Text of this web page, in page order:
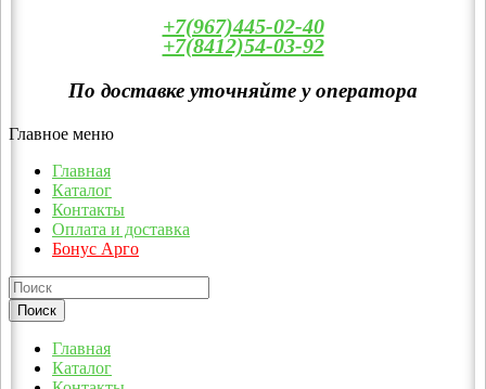
+7(967)445-02-40
+7(8412)54-03-92
По доставке уточняйте у оператора
Главное меню
Главная
Каталог
Контакты
Оплата и доставка
Бонус Арго
Главная
Каталог